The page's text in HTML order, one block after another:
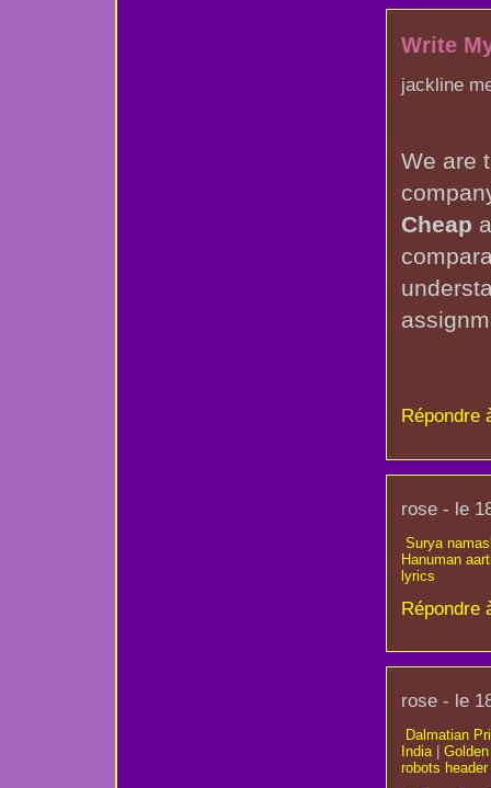
Write
jackline
We are
Cheap
Répondre
rose - le
Surya
Hanuman
lyrics
Répondre
rose - le
Dalmatian
India|
robots